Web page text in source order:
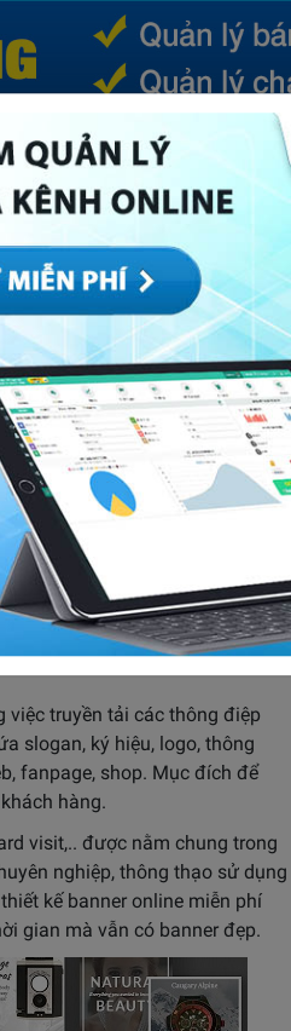
(CURRENT)
Mục khác Quản trị
đầu hiện nay
website hoặc bất kì kênh
banner cần thiết kế đẹp, hấp
muốn tốn tiền thuê dịch vụ
phí sau đây nhé.
việc truyền tải các thông điệp
slogan, ký hiệu, logo, thông
fanpage, shop. Mục đích để
hàng.
visit,.. được nằm chung trong
nghiệp, thông thạo sử dụng
kế banner online miễn phí
gian mà vẫn có banner đẹp.